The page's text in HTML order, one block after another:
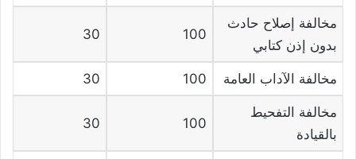
مخالفة إصلاح حادث
بدون إذن كتابي
100
30
مخالفة الآداب العامة 100
30
مخالفة التفحيط
بالقيادة
100
30